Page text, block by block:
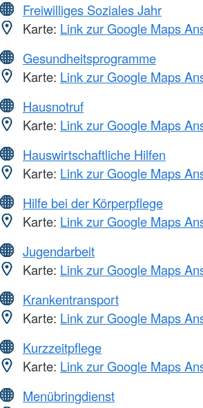
Freiwilliges Soziales Jahr
Karte: Link zur Google Maps
Gesundheitsprogramme
Karte: Link zur Google Maps
Hausnotruf
Karte: Link zur Google Maps
Hauswirtschaftliche Hilfen
Karte: Link zur Google Maps
Hilfe bei der Körperpflege
Karte: Link zur Google Maps
Jugendarbeit
Karte: Link zur Google Maps
Krankentransport
Karte: Link zur Google Maps
Kurzzeitpflege
Karte: Link zur Google Maps
Menübringdienst